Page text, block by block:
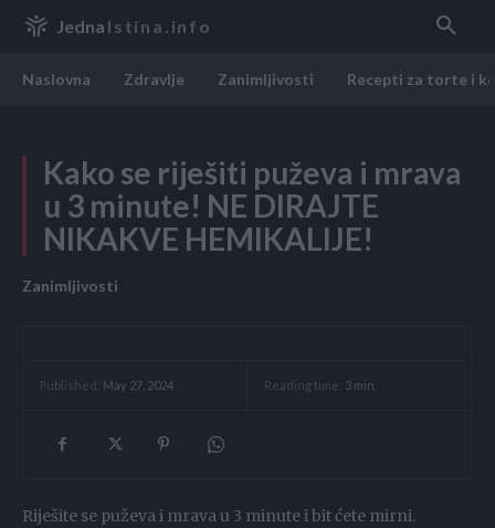
Jedna Istina.info
Naslovna Zdravlje Zanimljivosti Recepti za torte i
Kako se riješiti puževa i mrava
u 3 minute! NE DIRAJTE
NIKAKVE HEMIKALIJE!
Zanimljivosti
Published: May 27, 2024 Reading time: 3 min.
Riješite se puževa i mrava u 3 minute i bit ćete mirni.